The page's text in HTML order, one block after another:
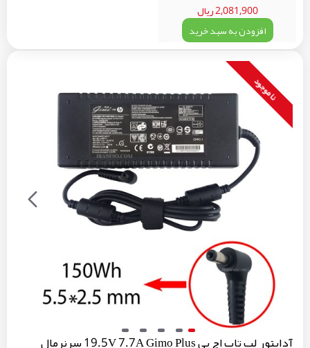
2,081,900 ریال
افزودن به سبد خرید
نا موجود
آداپتور لپ تاپ اچ پی 19.5V 7.7A Gimo Plus سرنرمال